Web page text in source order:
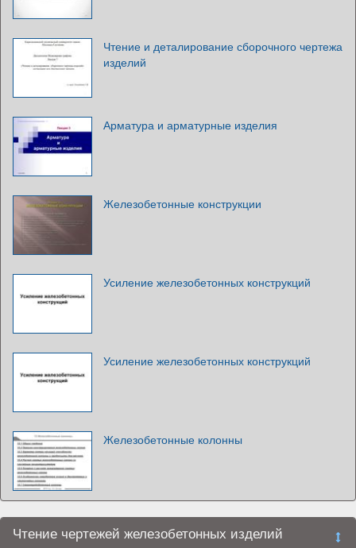
Чтение и деталирование сборочного чертежа
изделий
Арматура и арматурные изделия
Железобетонные конструкции
Усиление железобетонных конструкций
Усиление железобетонных конструкций
Железобетонные колонны
Чтение чертежей железобетонных изделий